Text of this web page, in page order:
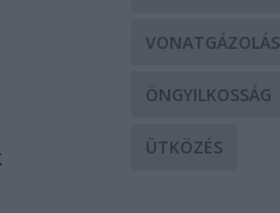
VONATGÁZOLÁS
ÖNGYILKOSSÁG
ÜTKÖZÉS